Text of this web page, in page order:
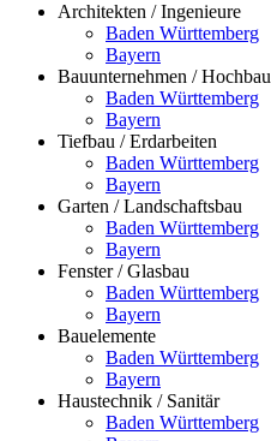
Architekten / Ingenieure
Baden Württemberg
Bayern
Bauunternehmen / Hochbau
Baden Württemberg
Bayern
Tiefbau / Erdarbeiten
Baden Württemberg
Bayern
Garten / Landschaftsbau
Baden Württemberg
Bayern
Fenster / Glasbau
Baden Württemberg
Bayern
Bauelemente
Baden Württemberg
Bayern
Haustechnik / Sanitär
Baden Württemberg